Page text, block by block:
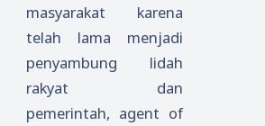
masyarakat karena
telah lama menjadi
penyambung lidah
rakyat dan
pemerintah, agent of